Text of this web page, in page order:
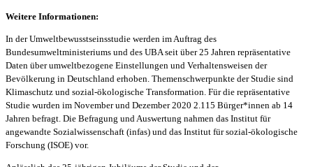
Weitere Informationen:
In der Umweltbewusstseinsstudie werden im Auftrag des
Bundesumweltministeriums und des UBA seit über 25 Jahren repräsentative
Daten über umweltbezogene Einstellungen und Verhaltensweisen der
Bevölkerung in Deutschland erhoben. Themenschwerpunkte der Studie sind
Klimaschutz und sozial-ökologische Transformation. Für die repräsentative
Studie wurden im November und Dezember 2020 2.115 Bürger*innen ab 14
Jahren befragt. Die Befragung und Auswertung nahmen das Institut für
angewandte Sozialwissenschaft (infas) und das Institut für sozial-ökologische
Forschung (ISOE) vor.